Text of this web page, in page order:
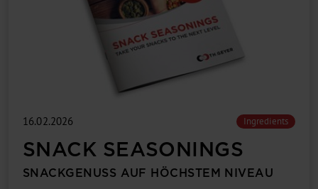
16.02.2026 Ingredients
SNACK SEASONINGS
SNACKGENUSS AUF HÖCHSTEM NIVEAU